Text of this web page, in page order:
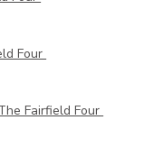
Four
Fairfield Four